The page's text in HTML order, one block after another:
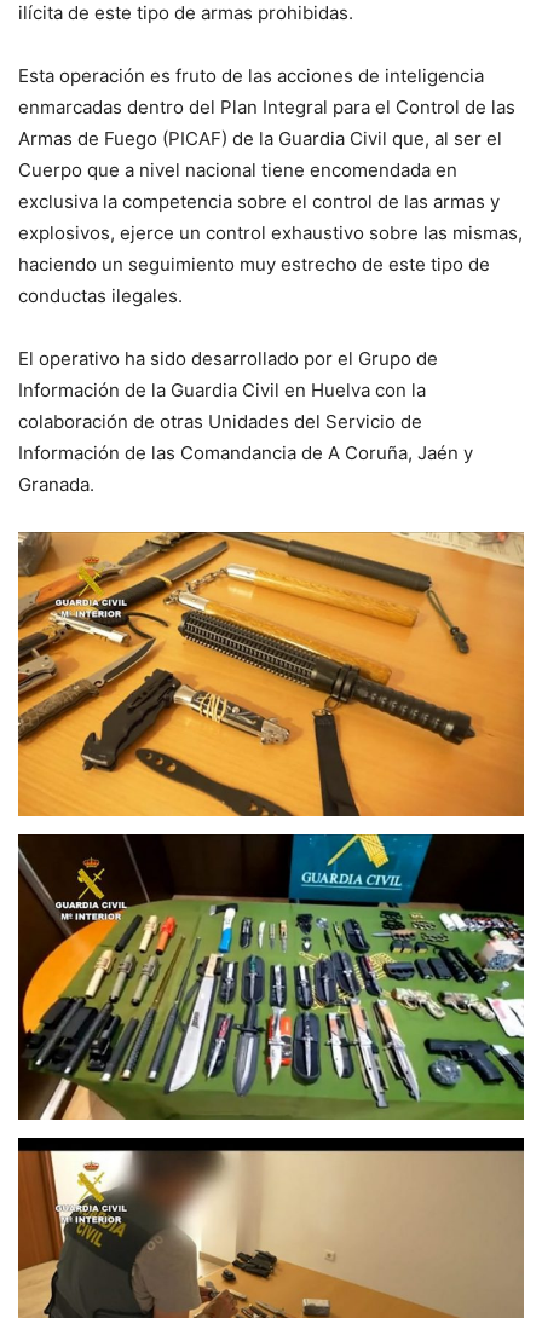
ilícita de este tipo de armas prohibidas.
Esta operación es fruto de las acciones de inteligencia
enmarcadas dentro del Plan Integral para el Control de las
Armas de Fuego (PICAF) de la Guardia Civil que, al ser el
Cuerpo que a nivel nacional tiene encomendada en
exclusiva la competencia sobre el control de las armas y
explosivos, ejerce un control exhaustivo sobre las mismas,
haciendo un seguimiento muy estrecho de este tipo de
conductas ilegales.
El operativo ha sido desarrollado por el Grupo de
Información de la Guardia Civil en Huelva con la
colaboración de otras Unidades del Servicio de
Información de las Comandancia de A Coruña, Jaén y
Granada.